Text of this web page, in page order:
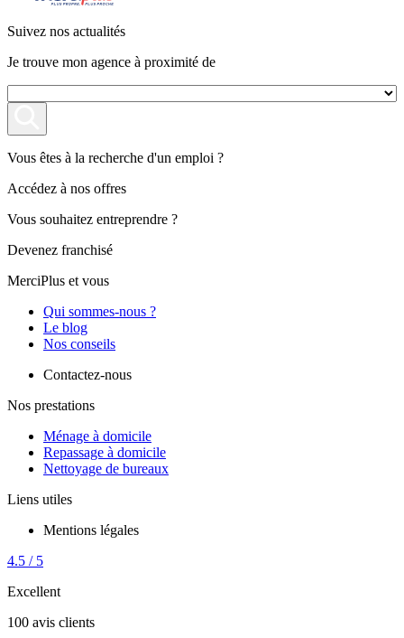
Suivez nos actualités
Je trouve mon agence à proximité de
Vous êtes à la recherche d'un emploi ?
Accédez à nos offres
Vous souhaitez entreprendre ?
Devenez franchisé
MerciPlus et vous
Qui sommes-nous ?
Le blog
Nos conseils
Contactez-nous
Nos prestations
Ménage à domicile
Repassage à domicile
Nettoyage de bureaux
Liens utiles
Mentions légales
4.5 / 5
Excellent
100 avis clients